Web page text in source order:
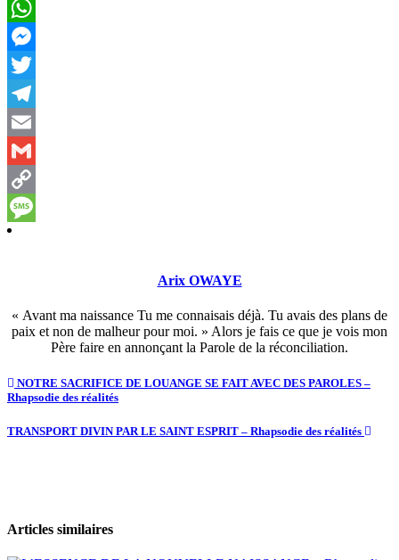
Facebook
WhatsApp
Messenger
Twitter
Telegram
Email
Gmail
Copy
Link
Message
Arix OWAYE
« Avant ma naissance Tu me connaisais déjà. Tu avais des plans de
paix et non de malheur pour moi. » Alors je fais ce que je vois mon
Père faire en annonçant la Parole de la réconciliation.
NOTRE SACRIFICE DE LOUANGE SE FAIT AVEC DES PAROLES –
Rhapsodie des réalités
TRANSPORT DIVIN PAR LE SAINT ESPRIT – Rhapsodie des réalités
Articles similaires